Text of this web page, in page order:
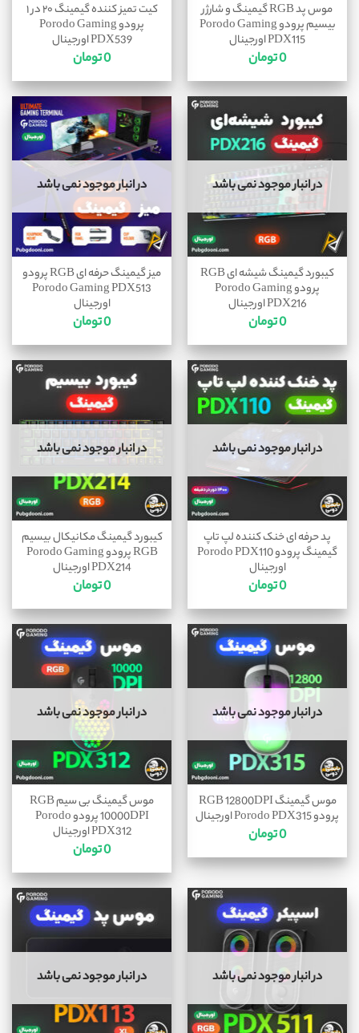
موس پد RGB گیمینگ و شارژر
بیسیم پرودو Porodo Gaming
PDX115 اورجینال
0تومان
کیت تمیز کننده گیمینگ ۲۰ در ۱
پرودو Porodo Gaming
PDX539 اورجینال
0تومان
در انبار موجود نمی باشد
کیبورد گیمینگ شیشه ای RGB
پرودو Porodo Gaming
PDX216 اورجینال
0تومان
در انبار موجود نمی باشد
میز گیمینگ حرفه ای RGB پرودو
Porodo Gaming PDX513
اورجینال
0تومان
در انبار موجود نمی باشد
پد حرفه ای خنک کننده لپ تاپ
گیمینگ پرودو Porodo PDX110
اورجینال
0تومان
در انبار موجود نمی باشد
کیبورد گیمینگ مکانیکال بیسیم
RGB پرودو Porodo Gaming
PDX214 اورجینال
0تومان
در انبار موجود نمی باشد
موس گیمینگ RGB 12800DPI
پرودو Porodo PDX315 اورجینال
0تومان
در انبار موجود نمی باشد
موس گیمینگ بی سیم RGB
10000DPI پرودو Porodo
PDX312 اورجینال
0تومان
در انبار موجود نمی باشد در انبار موجود نمی باشد